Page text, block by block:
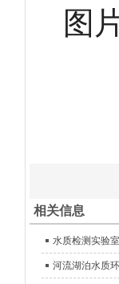
图
相关信息
水质检测实验
河流湖泊水质